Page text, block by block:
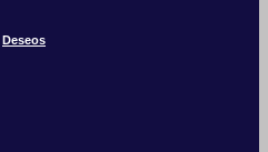
Deseos